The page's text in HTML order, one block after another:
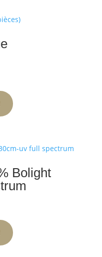
Bolight